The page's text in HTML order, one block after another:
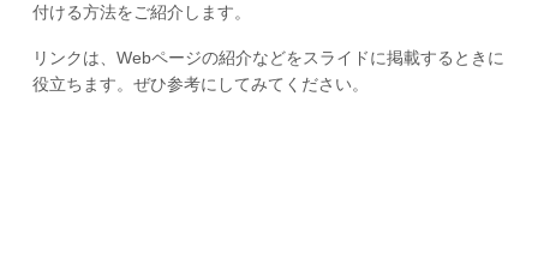
付ける方法をご紹介します。
リンクは、Webページの紹介などをスライドに掲載するときに
役立ちます。ぜひ参考にしてみてください。